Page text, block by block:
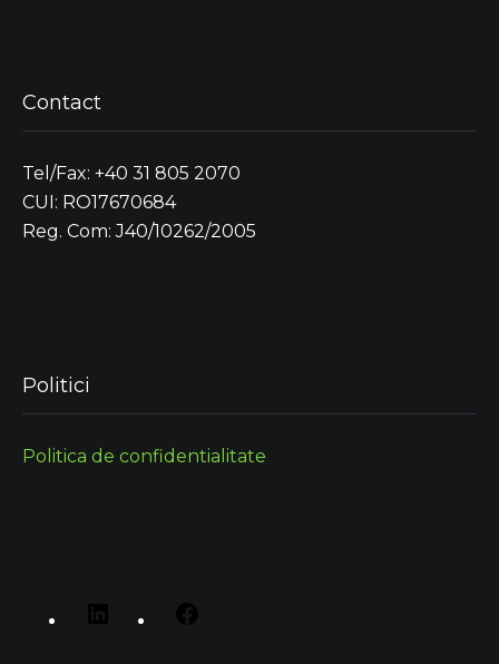
Contact
Tel/Fax: +40 31 805 2070
CUI: RO17670684
Reg. Com: J40/10262/2005
Politici
Politica de confidentialitate